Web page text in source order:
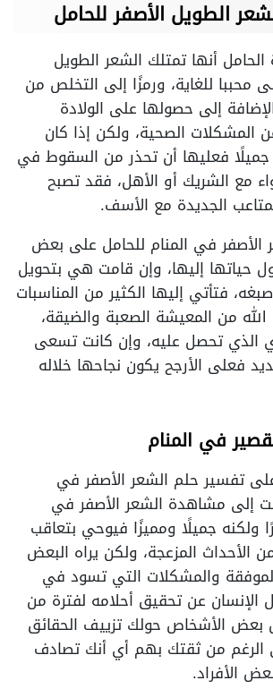
الطويل الأصفر للحامل
أنها تمتلك الشعر الطويل
محببا للغاية، ورمزًا إلى التخلص من
إلى حصولها على الولادة
عن المشكلات الصحية، ولكن إذا كان
جميلًا فعليها أن تحذر من السقوط في
مع الشريك أو الأهل، فقد تصبح
الجديدة مع الأسف.
الأصفر في المنام للحامل على بعض
حياتها إليها، وإن قامت هي بتحويل
فتأتي إليها الكثير من المناسبات
الله من المعيشة الصعبة والضيقة،
الذي تحصل عليه، وإن كانت تسعى
فعلى الأرجح يكون نجاحها خلاله
في المنام
تفسير حلم الشعر الأصفر في
إلى مشاهدة الشعر الأصفر في
ولكنه جميلًا ومميزًا فيوحي بتعاقب
الأحداث المزعجة، ولكن يراه البعض
الموفقة والمشكلات التي تسود في
الإنسان عن تحقيق أحلامه لفترة من
بعض الأشخاص حولك تزييف الحقائق
الرغم من ثقتك بهم أي أنك تصادف
الأفراد.